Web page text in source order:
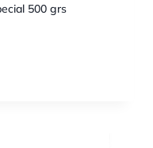
500 grs